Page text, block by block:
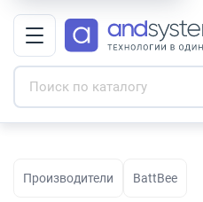
Производители BattBee